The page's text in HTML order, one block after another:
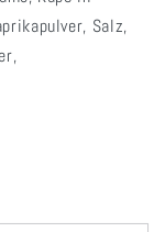
Salz,